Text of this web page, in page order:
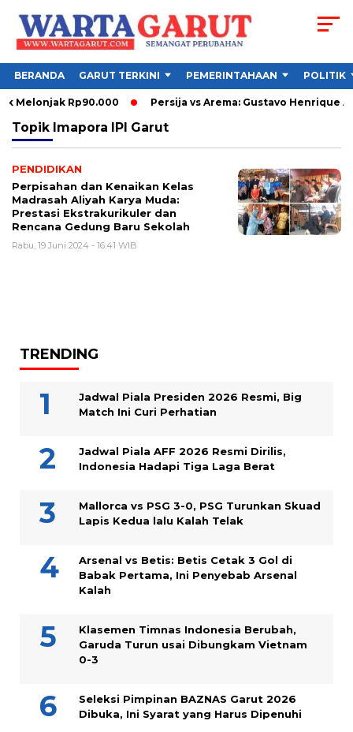
BERANDA GARUT TERKINI PEMERINTAHAAN POLITIK
Melonjak Rp90.000 Persija vs Arema: Gustavo Henrique
Topik Imapora IPI Garut
PENDIDIKAN
Perpisahan dan Kenaikan Kelas
Madrasah Aliyah Karya Muda:
Prestasi Ekstrakurikuler dan
Rencana Gedung Baru Sekolah
Rabu, 19 Juni 2024 - 16:41 WIB
TRENDING
Jadwal Piala Presiden 2026 Resmi, Big
Match Ini Curi Perhatian
Jadwal Piala AFF 2026 Resmi Dirilis,
Indonesia Hadapi Tiga Laga Berat
Mallorca vs PSG 3-0, PSG Turunkan Skuad
Lapis Kedua lalu Kalah Telak
Arsenal vs Betis: Betis Cetak 3 Gol di
Babak Pertama, Ini Penyebab Arsenal
Kalah
Klasemen Timnas Indonesia Berubah,
Garuda Turun usai Dibungkam Vietnam
0-3
Seleksi Pimpinan BAZNAS Garut 2026
Dibuka, Ini Syarat yang Harus Dipenuhi